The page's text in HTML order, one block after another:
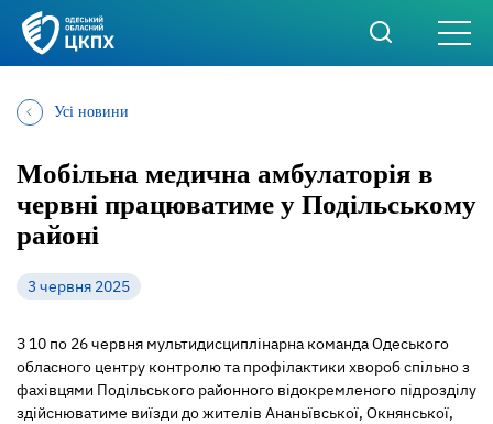
Усі новини
Мобільна медична амбулаторія в
червні працюватиме у Подільському
районі
3 червня 2025
З 10 по 26 червня мультидисциплінарна команда Одеського
обласного центру контролю та профілактики хвороб спільно з
фахівцями Подільського районного відокремленого підрозділу
здійснюватиме виїзди до жителів Ананьївської, Окнянської,